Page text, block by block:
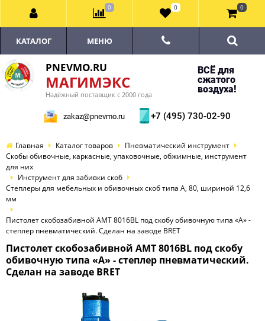
PNEVMO.RU
МАГИМЭКС
Надёжный поставщик с 2000 года
ВСЁ для
сжатого
воздуха!
zakaz@pnevmo.ru +7 (495) 730-02-90
КАТАЛОГ МЕНЮ
Главная Каталог товаров
Пневматический инструмент
Скобы обивочные, каркасные, упаковочные, обжимные, инструмент
для них
Инструмент для забивки скоб
Степлеры для мебельных и обивочных скоб типа A, 80, шириной 12,6
мм
Пистолет скобозабивной AMT 8016BL под скобу обивочную типа «А» -
степлер пневматический. Сделан на заводе BRET
Пистолет скобозабивной AMT 8016BL под скобу
обивочную типа «А» - степлер пневматический.
Сделан на заводе BRET
0 0 0